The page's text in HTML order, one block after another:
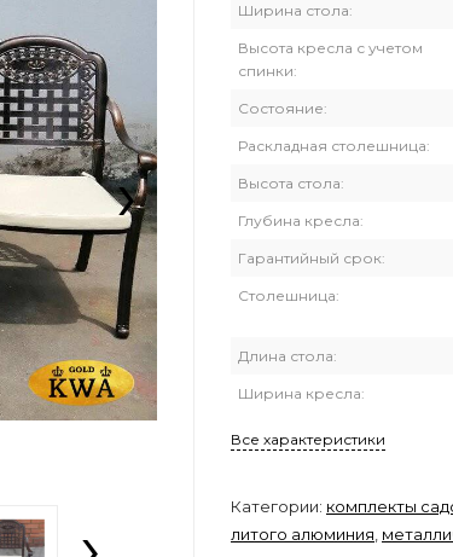
›
Ширина стола:
Высота кресла с учетом
спинки:
Состояние:
Раскладная столешница:
Высота стола:
Глубина кресла:
Гарантийный срок:
Столешница:
Длина стола:
Ширина кресла:
Все характеристики
Категории: комплекты
литого алюминия